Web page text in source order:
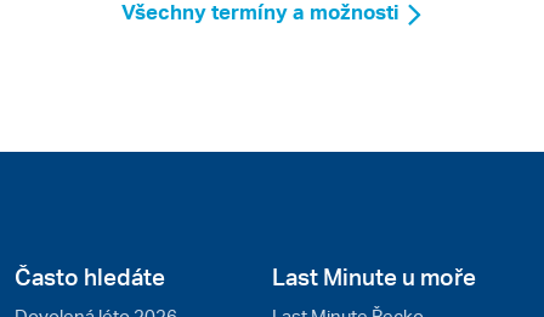
Všechny termíny a možnosti
Často hledáte Last Minute u moře